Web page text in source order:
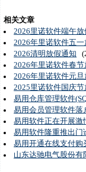
相关文章
2026里诺软件端午
2026年里诺软件五
2026清明放假通知
2026年里诺软件春
2026年里诺软件元
2025里诺软件国庆
易用仓库管理软件
易用会员管理软件落
易用软件正在开展激
易用软件隆重推出门
易用开通在线支付购
山东达驰电气股份有